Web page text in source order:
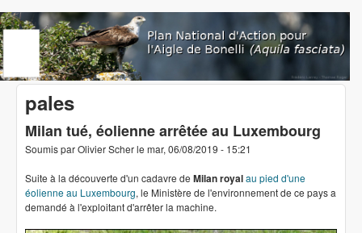
Aller au contenu principal
www.aigledebonelli.org
pales
Milan tué, éolienne arrêtée au Luxembourg
Soumis parOlivier Scherle mar, 06/08/2019 - 15:21
Suite à la découverte d'un cadavre de Milan royalau pied d'une
éolienne au Luxembourg, le Ministère de l'environnement de ce pays a
demandé à l'exploitant d'arrêter la machine.